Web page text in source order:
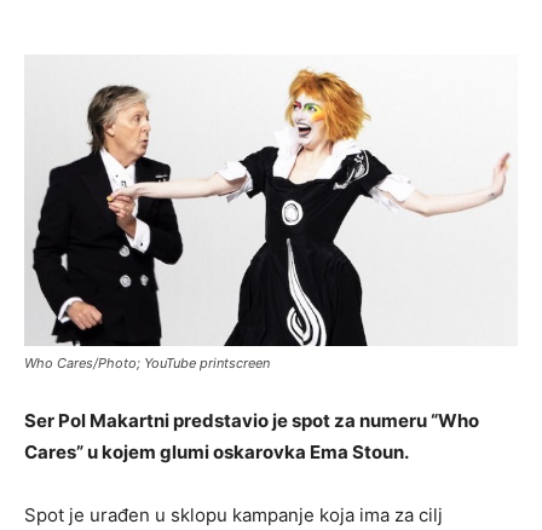
Who Cares/Photo; YouTube printscreen
Ser Pol Makartni predstavio je spot za numeru “Who
Cares” u kojem glumi oskarovka Ema Stoun.
Spot je urađen u sklopu kampanje koja ima za cilj